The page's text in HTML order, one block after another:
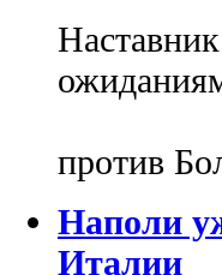
против
Наполи
Италии